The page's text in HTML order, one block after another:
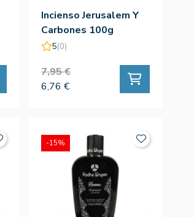
Incienso Jerusalem Y
Carbones 100g
5(0)
7,95 €
6,76 €
-15%